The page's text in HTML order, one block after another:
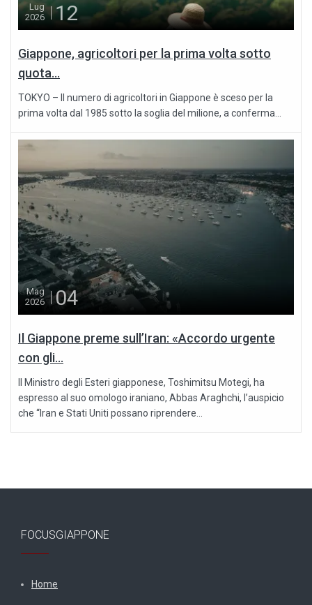
Lug
2026
12
Giappone, agricoltori per la prima volta sotto
quota...
TOKYO – Il numero di agricoltori in Giappone è sceso per la
prima volta dal 1985 sotto la soglia del milione, a conferma...
Mag
2026
04
Il Giappone preme sull’Iran: «Accordo urgente
con gli...
Il Ministro degli Esteri giapponese, Toshimitsu Motegi, ha
espresso al suo omologo iraniano, Abbas Araghchi, l’auspicio
che “Iran e Stati Uniti possano riprendere...
FOCUSGIAPPONE
Home